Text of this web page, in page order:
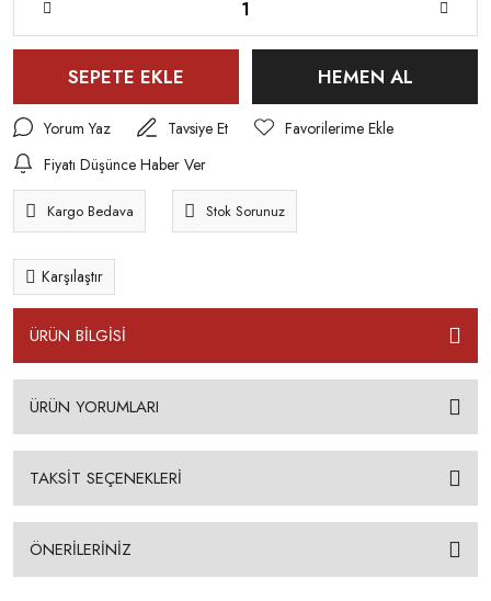
SEPETE EKLE HEMEN AL
Yorum Yaz
Tavsiye Et
Fiyatı Düşünce Haber Ver
Kargo Bedava Stok Sorunuz
Karşılaştır
ÜRÜN BİLGİSİ
ÜRÜN YORUMLARI
TAKSİT SEÇENEKLERİ
ÖNERİLERİNİZ